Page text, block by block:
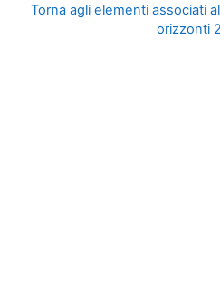
Torna agli elementi associati
orizzonti